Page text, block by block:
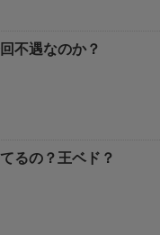
不遇なのか？
るの？王ベド？